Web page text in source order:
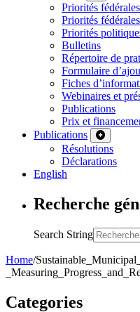
Priorités
Priorités
Priorités
Bulletins
Répertoire de
Formulaire
Fiches
Webinaires et
Publications
Prix et
Publications
Résolutions
Déclarations
English
Recherche
Search String
Home/
Categories